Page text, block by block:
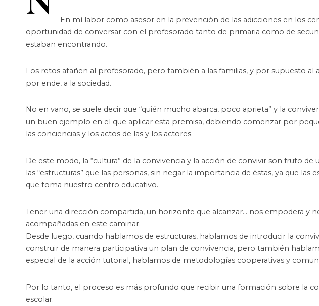
En mí labor como asesor en la prevención de las adicciones en los
oportunidad de conversar con el profesorado tanto de primaria como de
estaban encontrando.
Los retos atañen al profesorado, pero también a las familias, y por supuesto
por ende, a la sociedad.
No en vano, se suele decir que “quién mucho abarca, poco aprieta” y la
un buen ejemplo en el que aplicar esta premisa, debiendo comenzar por
las conciencias y los actos de las y los actores.
De este modo, la “cultura” de la convivencia y la acción de convivir son fruto
las “estructuras” que las personas, sin negar la importancia de éstas, ya que
que toma nuestro centro educativo.
Tener una dirección compartida, un horizonte que alcanzar… nos empodera y
acompañadas en este caminar.
Desde luego, cuando hablamos de estructuras, hablamos de introducir la
construir de manera participativa un plan de convivencia, pero también
especial de la acción tutorial, hablamos de metodologías cooperativas y
Por lo tanto, el proceso es más profundo que recibir una formación sobre la
escolar.